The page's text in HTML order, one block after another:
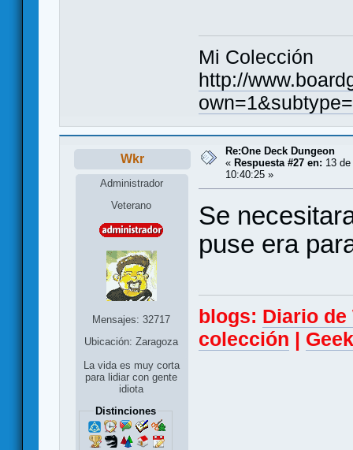
Mi Colección
http://
Wkr
Administrador
Veterano
Mensajes: 32717
Ubicación: Zaragoza
La vida es muy corta
para lidiar con gente
idiota
Distinciones
Re:One Deck Dungeon
« Respuesta #27 en: 13
10:40:25 »
Se
puse era
blogs: Diario
colección